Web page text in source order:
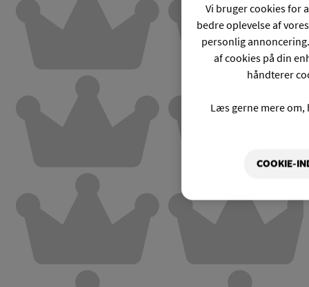
Vi bruger cookies for
bedre oplevelse af
personlig
af cookies på din
håndterer
Læs gerne mere
COOKIE-